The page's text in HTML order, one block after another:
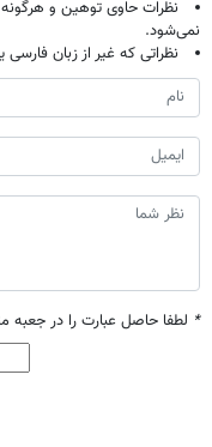
نظرات حاوی توهین و
نمی‌شود.
نظراتی که غیر از زبان
* لطفا حاصل عبارت را در جعبه